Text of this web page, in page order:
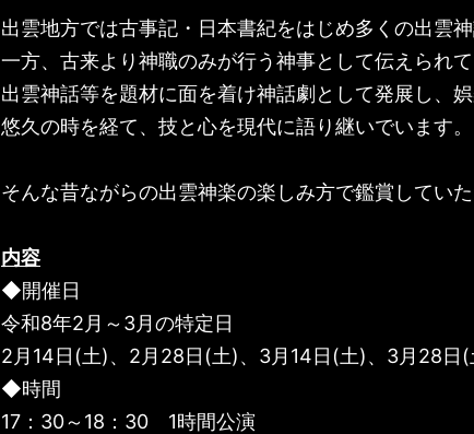
出雲地方では古事記・日本書紀をはじめ多くの出雲
一方、古来より神職のみが行う神事として伝えられ
出雲神話等を題材に面を着け神話劇として発展し、
悠久の時を経て、技と心を現代に語り継いでいます。
そんな昔ながらの出雲神楽の楽しみ方で鑑賞していた
内容
◆開催日
令和8年2月～3月の特定日
2月14日(土)、2月28日(土)、3月14日(土)、3月28日(
◆時間
17：30～18：30 1時間公演